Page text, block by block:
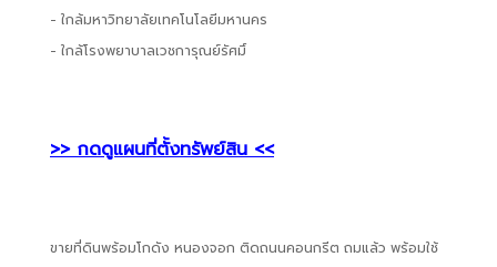
- ใกล้มหาวิทยาลัยเทคโนโลยีมหานคร
- ใกล้โรงพยาบาลเวชการุณย์รัศมิ์
>> กดดูแผนที่ตั้งทรัพย์สิน <<
ขายที่ดินพร้อมโกดัง หนองจอก ติดถนนคอนกรีต ถมแล้ว พร้อมใช้